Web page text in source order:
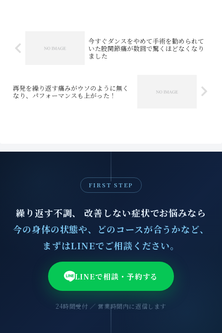
今すぐダンスをやめて手術を勧められて
いた股関節痛が数回で驚くほどなくなり
ました
再発を繰り返す痛みがウソのように無く
なり、パフォーマンスも上がった！
FIRST STEP
繰り返す不調、 改善しない症状でお悩みなら
今の身体の状態や、どのコースが合うかなど、
まずはLINEでご相談ください。
LINEで相談・予約する
24時間受付 ／ 営業時間内に返信します